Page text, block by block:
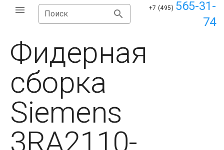
Поиск
+7 (495) 565-31-
74
Фидерная
сборка
Siemens
3RA2110-